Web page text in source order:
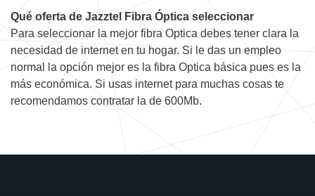
Qué oferta de Jazztel Fibra Óptica seleccionar
Para seleccionar la mejor fibra Optica debes tener clara la
necesidad de internet en tu hogar. Si le das un empleo
normal la opción mejor es la fibra Optica básica pues es la
más económica. Si usas internet para muchas cosas te
recomendamos contratar la de 600Mb.